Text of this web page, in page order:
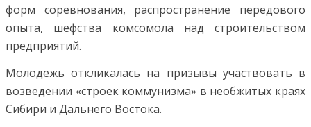
форм соревнования, распространение передового
опыта, шефства комсомола над строительством
предприятий.
Молодежь откликалась на призывы участвовать в
возведении «строек коммунизма» в необжитых краях
Сибири и Дальнего Востока.